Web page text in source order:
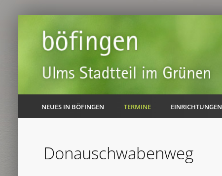
NEUES IN BÖFINGEN TERMINE EINRICHTUNGEN
Donauschwabenweg